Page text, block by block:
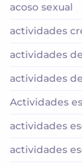
acoso sexual
actividades
actividades
actividades
Actividades
actividades
actividades